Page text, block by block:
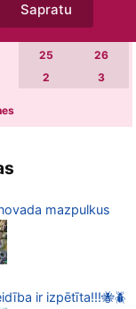
Sapratu
11
18
25
26
2 3
mazpulkus
ir izpētīta!!!🐝🪲